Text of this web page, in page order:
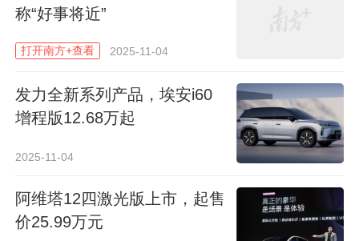
倒后露营装备、宠物推车都塞得下，而无论
是前排中央扶手箱、门板储物格还是宽敞的
在配置方面，2026款起亚奕跑针对女性车主
的出行场景，配备了带照明的驾驶席大型化
出游时，电动天窗和眼镜盒的组合，可以晴
天兜风、雨天看景，凹造型的酷飒墨镜也能
称“好事将近”
打开南方+查看 2025-11-04
发力全新系列产品，埃安i60
增程版12.68万起
2025-11-04
阿维塔12四激光版上市，起售
价25.99万元